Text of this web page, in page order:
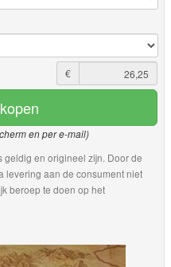
€
en per e-mail)
en origineel zijn. Door de
levering aan de consument niet
beroep te doen op het